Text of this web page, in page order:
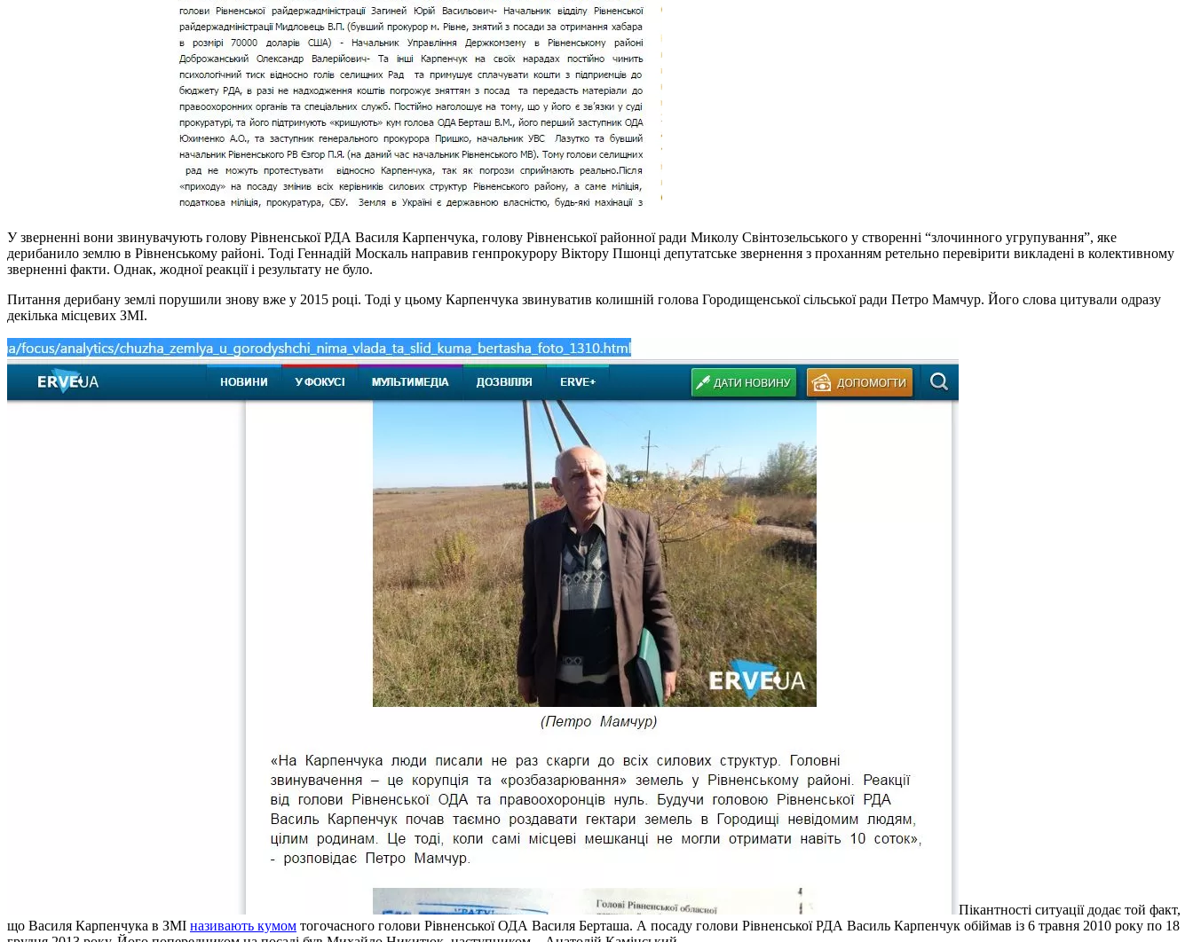
У зверненні вони звинувачують голову Рівненської РДА Василя Карпенчука, голову Рівненської районної ради Миколу Свінтозельського у створенні “злочинного угрупування”, яке
дерибанило землю в Рівненському районі. Тоді Геннадій Москаль направив генпрокурору Віктору Пшонці депутатське звернення з проханням ретельно перевірити викладені в колективному
зверненні факти. Однак, жодної реакції і результату не було.
Питання дерибану землі порушили знову вже у 2015 році. Тоді у цьому Карпенчука звинуватив колишній голова Городищенської сільської ради Петро Мамчур. Його слова цитували одразу
декілька місцевих ЗМІ.
Пікантності ситуації додає той факт,
що Василя Карпенчука в ЗМІ називають кумом тогочасного голови Рівненської ОДА Василя Берташа. А посаду голови Рівненської РДА Василь Карпенчук обіймав із 6 травня 2010 року по 18